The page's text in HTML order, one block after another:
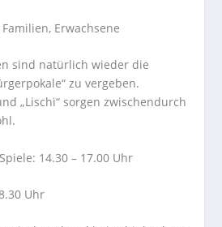
Erwachsene
sind natürlich wieder die
zu vergeben.
„Lischi“ sorgen zwischendurch
14.30 – 17.00 Uhr
Uhr